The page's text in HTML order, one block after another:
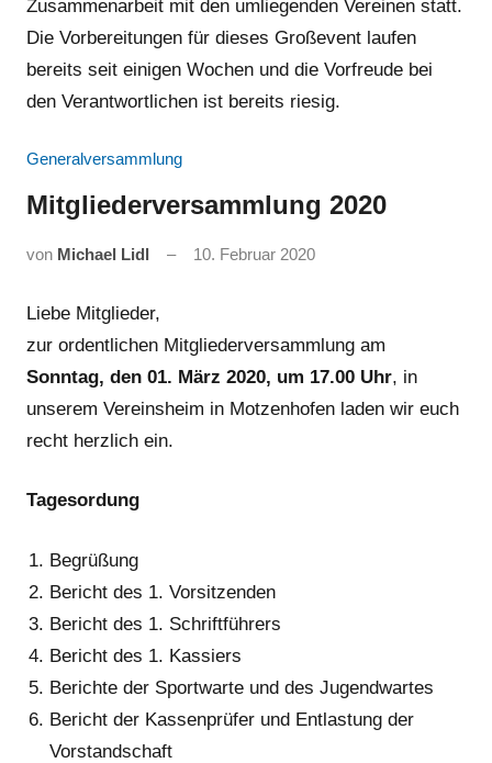
Zusammenarbeit mit den umliegenden Vereinen statt.
Die Vorbereitungen für dieses Großevent laufen
bereits seit einigen Wochen und die Vorfreude bei
den Verantwortlichen ist bereits riesig.
Generalversammlung
Mitgliederversammlung 2020
von Michael Lidl 10. Februar 2020
Liebe Mitglieder,
zur ordentlichen Mitgliederversammlung am
Sonntag, den 01. März 2020, um 17.00 Uhr, in
unserem Vereinsheim in Motzenhofen laden wir euch
recht herzlich ein.
Tagesordung
Begrüßung
Bericht des 1. Vorsitzenden
Bericht des 1. Schriftführers
Bericht des 1. Kassiers
Berichte der Sportwarte und des Jugendwartes
Bericht der Kassenprüfer und Entlastung der
Vorstandschaft